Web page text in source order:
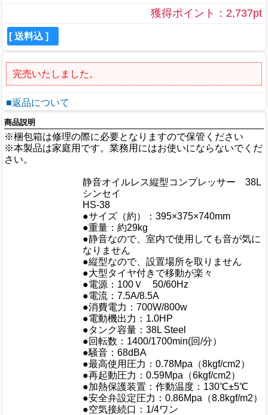
獲得ポイント：2,737pt
[ 送料込 ]
完売いたしました。
■返品について
商品説明
※梱包箱は修理の際に必要となりますので保管ください
※本製品は家庭用です。業務用にはお使いにならないでくだ
さい。
静音オイルレス縦型コンプレッサー 38L
シンセイ
HS-38
●サイズ（約）：395×375×740mm
●重量：約29kg
●静音なので、室内で使用しても音が気に
なりません
●縦型なので、設置場所を取りません
●大型タイヤ付きで移動が楽々
●電源：100Ｖ 50/60Hz
●電流：7.5A/8.5A
●消費電力：700W/800w
●電動機出力：1.0HP
●タンク容量：38L Steel
●回転数：1400/1700min(回/分）
●騒音：68dBA
●最高使用圧力：0.78Mpa（8kgf/cm2）
●再起動圧力：0.59Mpa（6kgf/cm2）
●加熱保護装置：作動温度：130℃±5℃
●安全弁設定圧力：0.86Mpa（8.8kgf/m2）
●空気接続口：1/4ワン